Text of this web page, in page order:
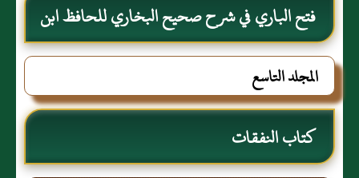
فتح الباري في شرح صحيح البخاري للحافظ ابن
حجر العسقلاني
المجلد التاسع
كتاب النفقات